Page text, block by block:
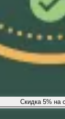
Скидка 5% на